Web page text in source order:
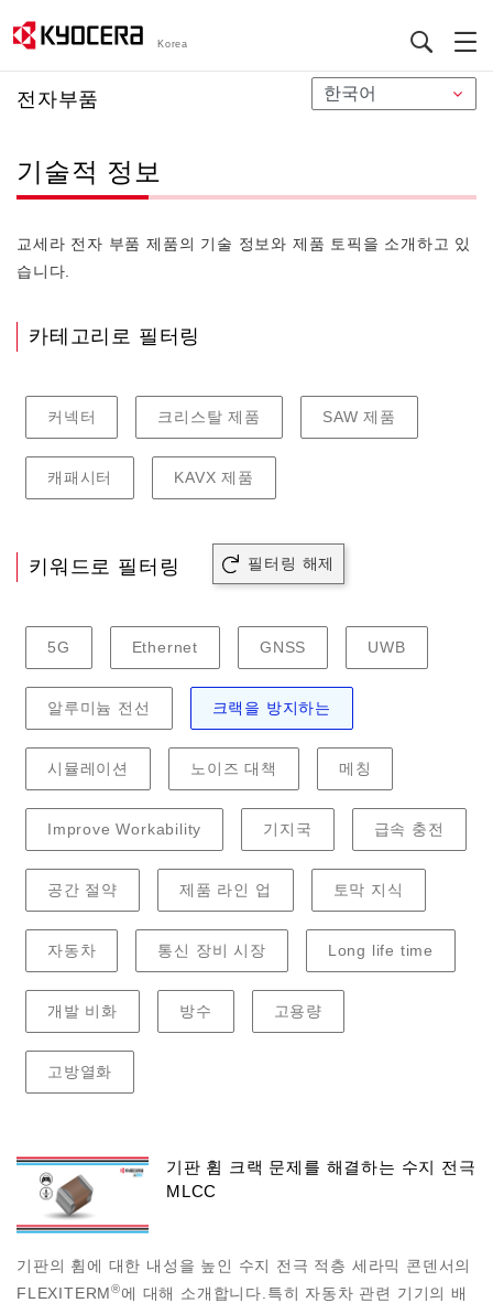
Korea
전자부품
기술적 정보
교세라 전자 부품 제품의 기술 정보와 제품 토픽을 소개하고 있
습니다.
카테고리로 필터링
커넥터 크리스탈 제품 SAW 제품
캐패시터 KAVX 제품
키워드로 필터링 필터링 해제
5G Ethernet GNSS UWB
알루미늄 전선 크랙을 방지하는
시뮬레이션 노이즈 대책 메칭
Improve Workability 기지국 급속 충전
공간 절약 제품 라인 업 토막 지식
자동차 통신 장비 시장 Long life time
개발 비화 방수 고용량
고방열화
기판 휨 크랙 문제를 해결하는 수지 전극
MLCC
기판의 휨에 대한 내성을 높인 수지 전극 적층 세라믹 콘덴서의
FLEXITERM®에 대해 소개합니다.특히 자동차 관련 기기의 배